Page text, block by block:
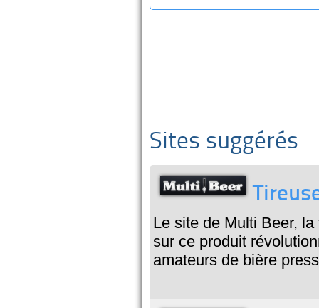
Sites suggérés
Le site de Multi Beer,
sur ce produit
amateurs de bière